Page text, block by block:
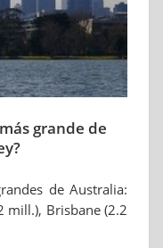
grande de
de Australia:
mill.), Brisbane (2.2